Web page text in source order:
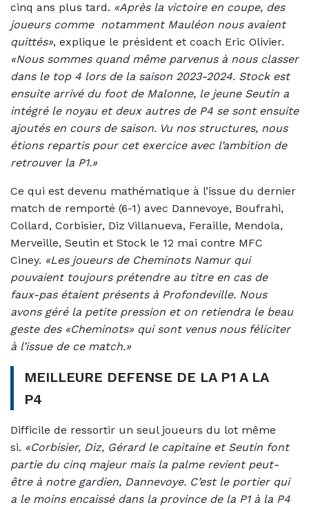
cinq ans plus tard. «Après la victoire en coupe, des
joueurs comme notamment Mauléon nous avaient
quittés», explique le président et coach Eric Olivier.
«Nous sommes quand même parvenus à nous classer
dans le top 4 lors de la saison 2023-2024. Stock est
ensuite arrivé du foot de Malonne, le jeune Seutin a
intégré le noyau et deux autres de P4 se sont ensuite
ajoutés en cours de saison. Vu nos structures, nous
étions repartis pour cet exercice avec l’ambition de
retrouver la P1.»
Ce qui est devenu mathématique à l’issue du dernier
match de remporté (6-1) avec Dannevoye, Boufrahi,
Collard, Corbisier, Diz Villanueva, Feraille, Mendola,
Merveille, Seutin et Stock le 12 mai contre MFC
Ciney. «Les joueurs de Cheminots Namur qui
pouvaient toujours prétendre au titre en cas de
faux-pas étaient présents à Profondeville. Nous
avons géré la petite pression et on retiendra le beau
geste des «Cheminots» qui sont venus nous féliciter
à l’issue de ce match.»
MEILLEURE DEFENSE DE LA P1 A LA
P4
Difficile de ressortir un seul joueurs du lot même
si. «Corbisier, Diz, Gérard le capitaine et Seutin font
partie du cinq majeur mais la palme revient peut-
être à notre gardien, Dannevoye. C’est le portier qui
a le moins encaissé dans la province de la P1 à la P4